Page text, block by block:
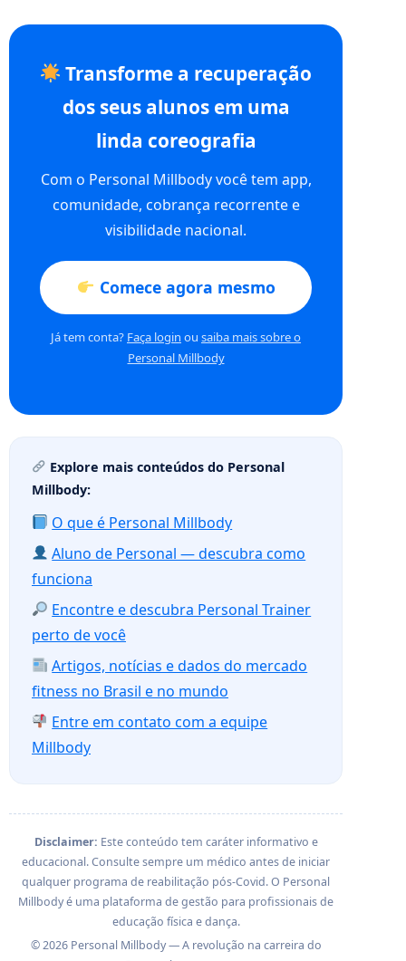
Transforme a recuperação
dos seus alunos em uma
linda coreografia
Com o Personal Millbody você tem app,
comunidade, cobrança recorrente e
visibilidade nacional.
Comece agora mesmo
Já tem conta? Faça login ou saiba mais sobre o
Personal Millbody
Explore mais conteúdos do Personal
Millbody:
O que é Personal Millbody
Aluno de Personal — descubra como
funciona
Encontre e descubra Personal Trainer
perto de você
Artigos, notícias e dados do mercado
fitness no Brasil e no mundo
Entre em contato com a equipe
Millbody
Disclaimer: Este conteúdo tem caráter informativo e
educacional. Consulte sempre um médico antes de iniciar
qualquer programa de reabilitação pós-Covid. O Personal
Millbody é uma plataforma de gestão para profissionais de
educação física e dança.
© 2026 Personal Millbody — A revolução na carreira do